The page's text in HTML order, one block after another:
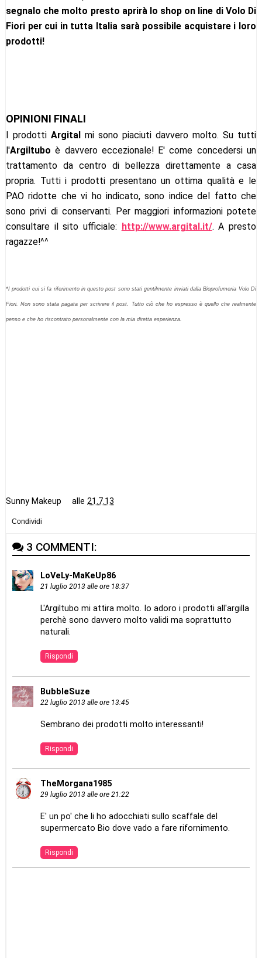
segnalo che molto presto aprirà lo shop on line di Volo Di
Fiori per cui in tutta Italia sarà possibile acquistare i loro
prodotti!
OPINIONI FINALI
I prodottiArgital mi sono piaciuti davvero molto. Su tutti
l'Argiltubo è davvero eccezionale! E' come concedersi un
trattamento da centro di bellezza direttamente a casa
propria. Tutti i prodotti presentano un ottima qualità e le
PAO ridotte che vi ho indicato, sono indice del fatto che
sono privi di conservanti. Per maggiori informazioni potete
consultare il sito ufficiale:
http://www.argital.it/. A presto
ragazze!^^
*I prodotti cui si fa riferimento in questo post sono stati gentilmente inviati dalla Bioprofumeria Volo Di
Fiori. Non sono stata pagata per scrivere il post. Tutto ciò che ho espresso è quello che realmente
penso e che ho riscontrato personalmente con la mia diretta esperienza.
Sunny Makeup alle21.7.13
Condividi
3 COMMENTI:
LoVeLy-MaKeUp86
21 luglio 2013 alle ore 18:37
L'Argiltubo mi attira molto. Io adoro i prodotti all'argilla
perchè sono davvero molto validi ma soprattutto
naturali.
Rispondi
BubbleSuze
22 luglio 2013 alle ore 13:45
Sembrano dei prodotti molto interessanti!
Rispondi
TheMorgana1985
29 luglio 2013 alle ore 21:22
E' un po' che li ho adocchiati sullo scaffale del
supermercato Bio dove vado a fare rifornimento.
Rispondi